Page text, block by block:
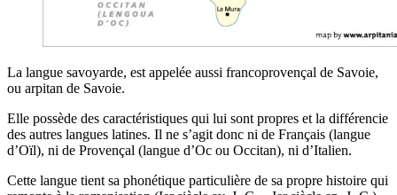
La langue savoyarde, est appelée aussi francoprovençal de Savoie,
ou arpitan de Savoie.
Elle possède des caractéristiques qui lui sont propres et la différencie
des autres langues latines. Il ne s’agit donc ni de Français (langue
d’Oïl), ni de Provençal (langue d’Oc ou Occitan), ni d’Italien.
Cette langue tient sa phonétique particulière de sa propre histoire qui